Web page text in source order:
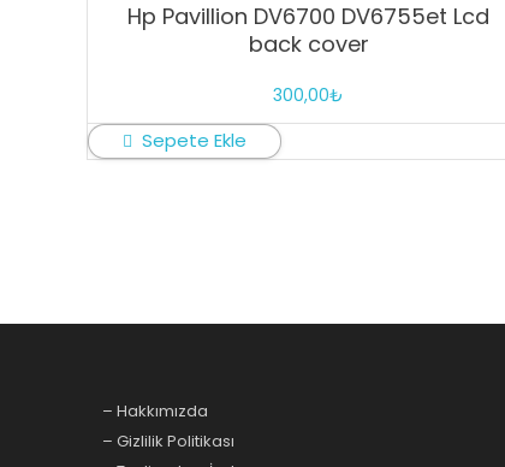
Hp Pavillion DV6700 DV6755et Lcd
back cover
300,00₺
Sepete Ekle
– Hakkımızda
– Gizlilik Politikası